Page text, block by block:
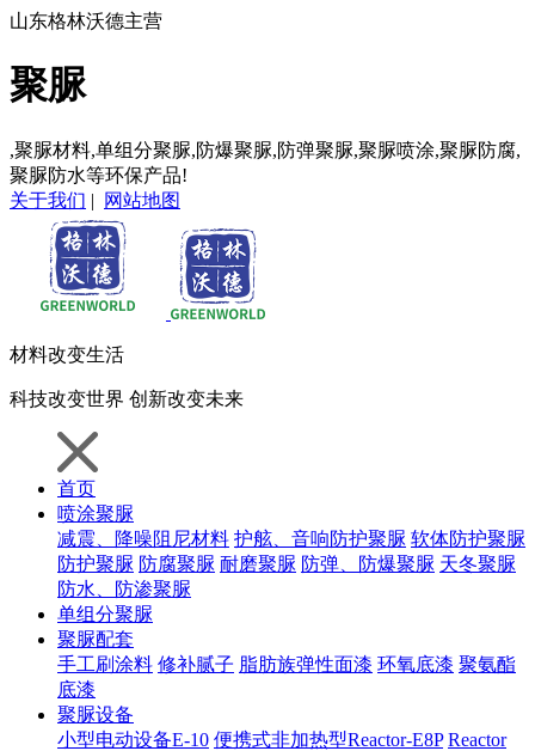
山东格林沃德主营
聚脲
,聚脲材料,单组分聚脲,防爆聚脲,防弹聚脲,聚脲喷涂,聚脲防腐,
聚脲防水等环保产品!
关于我们 | 网站地图
材料改变生活
科技改变世界 创新改变未来
首页
喷涂聚脲
减震、降噪阻尼材料 护舷、音响防护聚脲 软体防护聚脲
防护聚脲 防腐聚脲 耐磨聚脲 防弹、防爆聚脲 天冬聚脲
防水、防渗聚脲
单组分聚脲
聚脲配套
手工刷涂料 修补腻子 脂肪族弹性面漆 环氧底漆 聚氨酯
底漆
聚脲设备
小型电动设备E-10 便携式非加热型Reactor-E8P Reactor